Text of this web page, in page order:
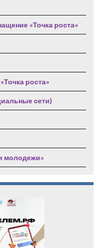
«Точка роста»
роста»
сети)
молодежи»